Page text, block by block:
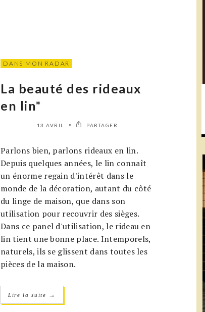
DANS MON RADAR
La beauté des rideaux
en lin*
13 AVRIL PARTAGER
Parlons bien, parlons rideaux en lin.
Depuis quelques années, le lin connaît
un énorme regain d'intérêt dans le
monde de la décoration, autant du côté
du linge de maison, que dans son
utilisation pour recouvrir des sièges.
Dans ce panel d'utilisation, le rideau en
lin tient une bonne place. Intemporels,
naturels, ils se glissent dans toutes les
pièces de la maison.
Lire la suite →